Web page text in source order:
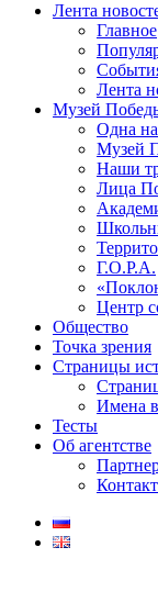
Лента
Главное
Лента
Музей
Одна
Музей
Наши
Лица
Г.О.Р.А.
Центр
Общество
Точка зрения
Страницы
Имена
Тесты
Об агентстве